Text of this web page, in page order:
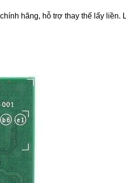
hãng, hỗ trợ thay thế lấy